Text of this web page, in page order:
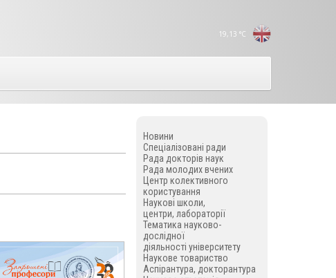
19,13 °C
Новини
Спеціалізовані ради
Рада докторів наук
Рада молодих вчених
Центр колективного
користування
Наукові школи,
центри, лабораторії
Тематика науково-
дослідної
діяльності університету
Наукове товариство
Аспірантура, докторантура